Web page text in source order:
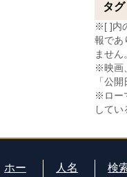
タグ
※[ ]内
報であ
ません
※映画
「公
※ロー
してい
ホー
人名
検